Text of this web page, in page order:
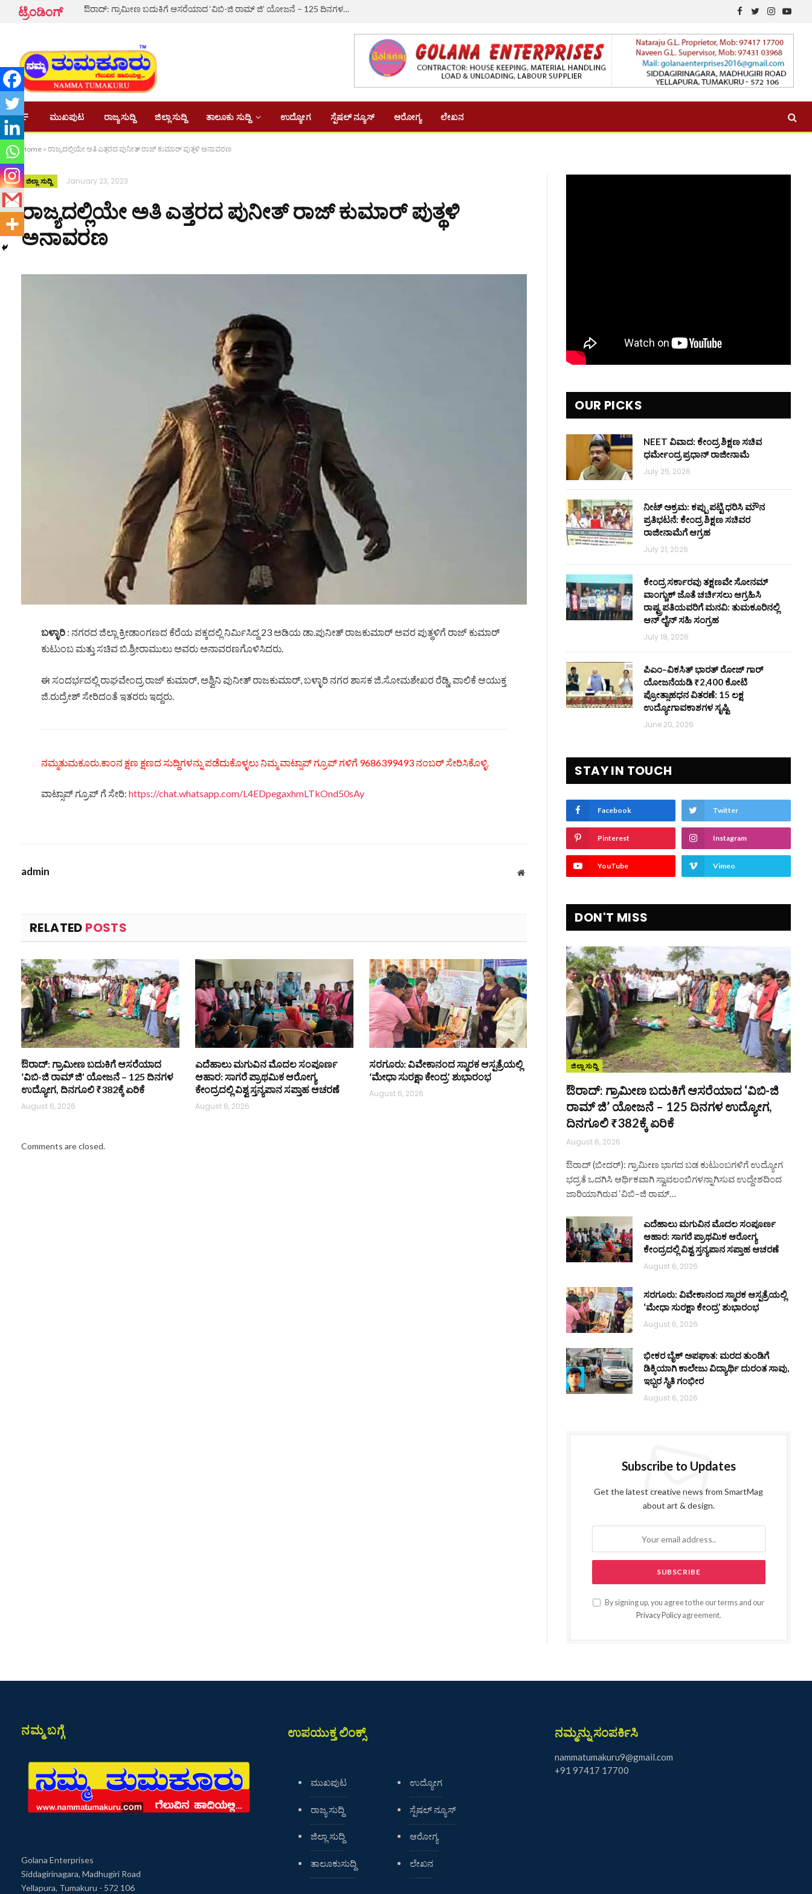
ಟ್ರೆಂಡಿಂಗ್ ಔರಾದ್: ಗ್ರಾಮೀಣ ಬದುಕಿಗೆ ಆಸರೆಯಾದ ‘ವಿಬಿ-ಜಿ ರಾಮ್ ಜಿ’ ಯೋಜನೆ – 125 ದಿನಗಳ ಉದ್ಯೋಗ, ದಿನಗೂಲಿ ₹382ಕ್ಕೆ ಏರಿಕೆ
Facebook
TwitterInstagram
ಮುಖಪುಟ ರಾಜ್ಯ ಸುದ್ದಿ ಜಿಲ್ಲಾ ಸುದ್ದಿ ತಾಲೂಕು ಸುದ್ದಿ ಉದ್ಯೋಗ ಸ್ಪೆಷಲ್ ನ್ಯೂಸ್ ಆರೋಗ್ಯ ಲೇಖನ
Home » ರಾಜ್ಯದಲ್ಲಿಯೇ ಅತಿ ಎತ್ತರದ ಪುನೀತ್ ರಾಜ್‌ ಕುಮಾರ್ ಪುತ್ಥಳಿ ಅನಾವರಣ
ಜಿಲ್ಲಾ ಸುದ್ದಿ January 23, 2023
ರಾಜ್ಯದಲ್ಲಿಯೇ ಅತಿ ಎತ್ತರದ ಪುನೀತ್ ರಾಜ್‌ ಕುಮಾರ್ ಪುತ್ಥಳಿ
ಅನಾವರಣ
ಬಳ್ಳಾರಿ: ನಗರದ ಜಿಲ್ಲಾ ಕ್ರೀಡಾಂಗಣದ ಕೆರೆಯ ಪಕ್ಕದಲ್ಲಿ ನಿರ್ಮಿಸಿದ್ದ 23 ಅಡಿಯ ಡಾ.ಪುನೀತ್ ರಾಜಕುಮಾರ್ ಅವರ ಪುತ್ಥಳಿಗೆ ರಾಜ್ ಕುಮಾರ್
ಕುಟುಂಬ ಮತ್ತು ಸಚಿವ ಬಿ.ಶ್ರೀರಾಮುಲು ಅವರು ಅನಾವರಣಗೊಳಿಸಿದರು.
ಈ ಸಂದರ್ಭದಲ್ಲಿ ರಾಘವೇಂದ್ರ ರಾಜ್ ಕುಮಾರ್, ಅಶ್ವಿನಿ ಪುನೀತ್ ರಾಜಕುಮಾರ್, ಬಳ್ಳಾರಿ ನಗರ ಶಾಸಕ ಜಿ.ಸೋಮಶೇಖರ ರೆಡ್ಡಿ, ಪಾಲಿಕೆ ಆಯುಕ್ತ
ಜಿ.ರುದ್ರೇಶ್ ಸೇರಿದಂತೆ ಇತರರು ಇದ್ದರು.
ನಮ್ಮತುಮಕೂರು.ಕಾಂನ ಕ್ಷಣ ಕ್ಷಣದ ಸುದ್ದಿಗಳನ್ನು ಪಡೆದುಕೊಳ್ಳಲು ನಿಮ್ಮ ವಾಟ್ಸಾಪ್ ಗ್ರೂಪ್ ಗಳಿಗೆ 9686399493 ನಂಬರ್ ಸೇರಿಸಿಕೊಳ್ಳಿ.
ವಾಟ್ಸಾಪ್ ಗ್ರೂಪ್ ಗೆ ಸೇರಿ: https://chat.whatsapp.com/L4EDpegaxhmLTkOnd50sAy
admin Website
RELATED POSTS
ಔರಾದ್: ಗ್ರಾಮೀಣ ಬದುಕಿಗೆ ಆಸರೆಯಾದ
‘ವಿಬಿ-ಜಿ ರಾಮ್ ಜಿ’ ಯೋಜನೆ – 125 ದಿನಗಳ
ಉದ್ಯೋಗ, ದಿನಗೂಲಿ ₹382ಕ್ಕೆ ಏರಿಕೆ
August 6, 2026
ಎದೆಹಾಲು ಮಗುವಿನ ಮೊದಲ ಸಂಪೂರ್ಣ
ಆಹಾರ: ಸಾಗರೆ ಪ್ರಾಥಮಿಕ ಆರೋಗ್ಯ
ಕೇಂದ್ರದಲ್ಲಿ ವಿಶ್ವ ಸ್ತನ್ಯಪಾನ ಸಪ್ತಾಹ ಆಚರಣೆ
August 6, 2026
ಸರಗೂರು: ವಿವೇಕಾನಂದ ಸ್ಮಾರಕ ಆಸ್ಪತ್ರೆಯಲ್ಲಿ
‘ಮೇಧಾ ಸುರಕ್ಷಾ ಕೇಂದ್ರ’ ಶುಭಾರಂಭ
August 6, 2026
Comments are closed.
OUR PICKS
NEET ವಿವಾದ: ಕೇಂದ್ರ ಶಿಕ್ಷಣ ಸಚಿವ
ಧರ್ಮೇಂದ್ರ ಪ್ರಧಾನ್ ರಾಜೀನಾಮೆ
July 25, 2026
ನೀಟ್ ಅಕ್ರಮ: ಕಪ್ಪು ಪಟ್ಟಿ ಧರಿಸಿ ಮೌನ
ಪ್ರತಿಭಟನೆ: ಕೇಂದ್ರ ಶಿಕ್ಷಣ ಸಚಿವರ
ರಾಜೀನಾಮೆಗೆ ಆಗ್ರಹ
July 21, 2026
ಕೇಂದ್ರ ಸರ್ಕಾರವು ತಕ್ಷಣವೇ ಸೋನಮ್
ವಾಂಗ್ಚುಕ್ ಜೊತೆ ಚರ್ಚಿಸಲು ಆಗ್ರಹಿಸಿ
ರಾಷ್ಟ್ರಪತಿಯವರಿಗೆ ಮನವಿ: ತುಮಕೂರಿನಲ್ಲಿ
ಆನ್‌ ಲೈನ್ ಸಹಿ ಸಂಗ್ರಹ
July 18, 2026
ಪಿಎಂ–ವಿಕಸಿತ್ ಭಾರತ್ ರೋಜ್‌ ಗಾರ್
ಯೋಜನೆಯಡಿ ₹2,400 ಕೋಟಿ
ಪ್ರೋತ್ಸಾಹಧನ ವಿತರಣೆ: 15 ಲಕ್ಷ
ಉದ್ಯೋಗಾವಕಾಶಗಳ ಸೃಷ್ಟಿ
June 20, 2026
STAY IN TOUCH
Facebook Twitter
Pinterest Instagram
YouTube Vimeo
DON'T MISS
ಜಿಲ್ಲಾ ಸುದ್ದಿ
ಔರಾದ್: ಗ್ರಾಮೀಣ ಬದುಕಿಗೆ ಆಸರೆಯಾದ ‘ವಿಬಿ-ಜಿ
ರಾಮ್ ಜಿ’ ಯೋಜನೆ – 125 ದಿನಗಳ ಉದ್ಯೋಗ,
ದಿನಗೂಲಿ ₹382ಕ್ಕೆ ಏರಿಕೆ
August 6, 2026
ಔರಾದ್ (ಬೀದರ್): ಗ್ರಾಮೀಣ ಭಾಗದ ಬಡ ಕುಟುಂಬಗಳಿಗೆ ಉದ್ಯೋಗ
ಭದ್ರತೆ ಒದಗಿಸಿ ಆರ್ಥಿಕವಾಗಿ ಸ್ವಾವಲಂಬಿಗಳನ್ನಾಗಿಸುವ ಉದ್ದೇಶದಿಂದ
ಜಾರಿಯಾಗಿರುವ ‘ವಿಬಿ–ಜಿ ರಾಮ್…
ಎದೆಹಾಲು ಮಗುವಿನ ಮೊದಲ ಸಂಪೂರ್ಣ
ಆಹಾರ: ಸಾಗರೆ ಪ್ರಾಥಮಿಕ ಆರೋಗ್ಯ
ಕೇಂದ್ರದಲ್ಲಿ ವಿಶ್ವ ಸ್ತನ್ಯಪಾನ ಸಪ್ತಾಹ ಆಚರಣೆ
August 6, 2026
ಸರಗೂರು: ವಿವೇಕಾನಂದ ಸ್ಮಾರಕ ಆಸ್ಪತ್ರೆಯಲ್ಲಿ
‘ಮೇಧಾ ಸುರಕ್ಷಾ ಕೇಂದ್ರ’ ಶುಭಾರಂಭ
August 6, 2026
ಭೀಕರ ಬೈಕ್ ಅಪಘಾತ: ಮರದ ತುಂಡಿಗೆ
ಡಿಕ್ಕಿಯಾಗಿ ಕಾಲೇಜು ವಿದ್ಯಾರ್ಥಿ ದುರಂತ ಸಾವು,
ಇಬ್ಬರ ಸ್ಥಿತಿ ಗಂಭೀರ
August 6, 2026
Subscribe to Updates
Get the latest creative news from SmartMag
about art & design.
By signing up, you agree to the our terms and our
Privacy Policyagreement.
ನಮ್ಮ ಬಗ್ಗೆ
Golana Enterprises
Siddagirinagara, Madhugiri Road
Yellapura, Tumakuru - 572 106
ಉಪಯುಕ್ತ ಲಿಂಕ್ಸ್
ಮುಖಪುಟ
ರಾಜ್ಯ ಸುದ್ದಿ
ಜಿಲ್ಲಾ ಸುದ್ದಿ
ತಾಲೂಕುಸುದ್ದಿ
ಉದ್ಯೋಗ
ಸ್ಪೆಷಲ್ ನ್ಯೂಸ್
ಆರೋಗ್ಯ
ಲೇಖನ
ನಮ್ಮನ್ನು ಸಂಪರ್ಕಿಸಿ
nammatumakuru9@gmail.com
+91 97417 17700